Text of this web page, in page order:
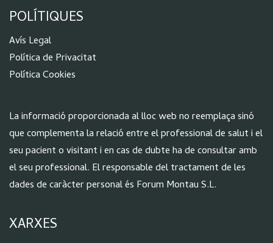
POLÍTIQUES
Avís Legal
Política de Privacitat
Política Cookies
La informació proporcionada al lloc web no reemplaça sinó
que complementa la relació entre el professional de salut i el
seu pacient o visitant i en cas de dubte ha de consultar amb
el seu professional. El responsable del tractament de les
dades de caràcter personal és Forum Montau S.L.
XARXES